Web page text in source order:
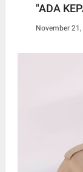
"ADA
November